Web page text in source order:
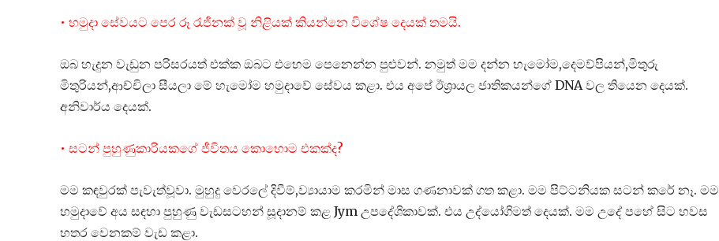
• හමුදා සේවයට පෙර රූ රැජිනක් වූ නිළියක් කියන්නෙ විශේෂ දෙයක් තමයි.
ඔබ හැදුන වැඩුන පරිසරයත් එක්ක ඔබට එහෙම පෙනෙන්න පුළුවන්. නමුත් මම දන්න හැමෝම,දෙමව්පියන්,මිතුරු
මිතුරියන්,ආච්චිලා සීයලා මේ හැමෝම හමුදාවේ සේවය කළා. එය අපේ ඊශ්‍රායල ජාතිකයන්ගේ DNA වල තියෙන දෙයක්.
අනිවාර්ය දෙයක්.
• සටන් පුහුණුකාරියකගේ ජීවිතය කොහොම එකක්ද?
මම කඳවුරක් පැවැත්වූවා. මුහුදු වෙරලේ දිවීම්,ව්‍යායාම කරමින් මාස ගණනාවක් ගත කළා. මම පිට්ටනියක සටන් කරේ නෑ. මම
හමුදාවේ අය සඳහා පුහුණු වැඩසටහන් සූදානම් කළ Jym උපදේශිකාවක්. එය උද්යෝගිමත් දෙයක්. මම උදේ පහේ සිට හවස
හතර වෙනකම් වැඩ කළා.